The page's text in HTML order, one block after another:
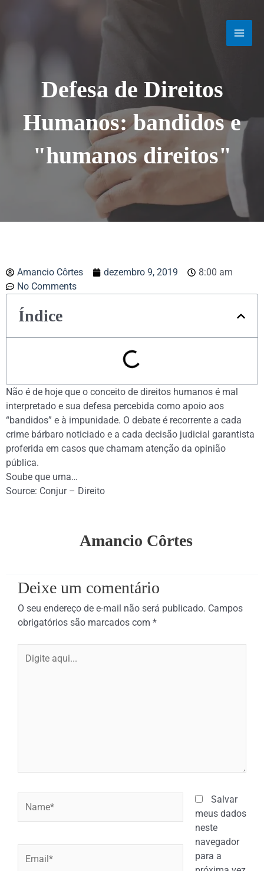
Defesa de Direitos
Humanos: bandidos e
"humanos direitos"
Amancio Côrtes dezembro 9, 2019
8:00 am
No Comments
Índice
Não é de hoje que o conceito de direitos humanos é mal
interpretado e sua defesa percebida como apoio aos
“bandidos” e à impunidade. O debate é recorrente a cada
crime bárbaro noticiado e a cada decisão judicial garantista
proferida em casos que chamam atenção da opinião
pública.
Soube que uma…
Source: Conjur – Direito
Amancio Côrtes
Deixe um comentário
O seu endereço de e-mail não será publicado. Campos
obrigatórios são marcados com *
aqui...
Salvar
meus dados
neste
navegador
para a